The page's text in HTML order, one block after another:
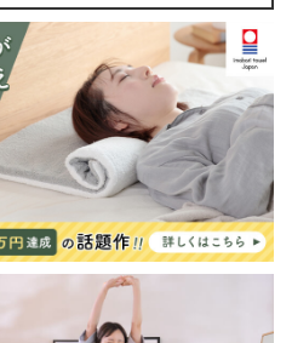
離島等一部地域へのお届けは別途送料
ございます。また発送予定も変更にな
。
の色を再現するよう心がけております
り誤差がでる場合がございますのでご